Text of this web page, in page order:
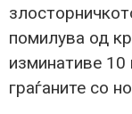
помилува од
изминативе 10
граѓаните со